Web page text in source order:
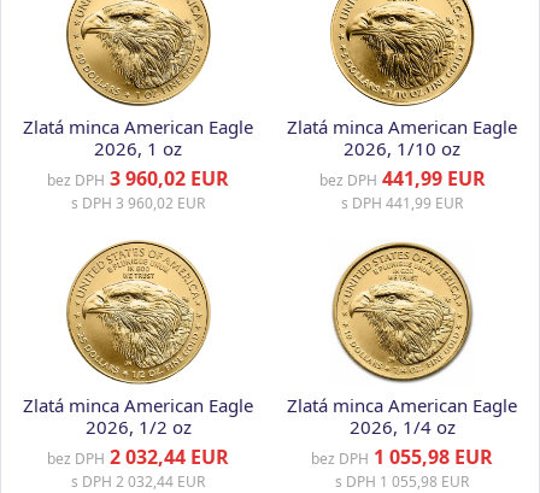
Zlatá minca American Eagle
2026, 1 oz
bez DPH 3 960,02 EUR
s DPH 3 960,02 EUR
Zlatá minca American Eagle
2026, 1/10 oz
bez DPH 441,99 EUR
s DPH 441,99 EUR
Zlatá minca American Eagle
2026, 1/2 oz
bez DPH 2 032,44 EUR
s DPH 2 032,44 EUR
Zlatá minca American Eagle
2026, 1/4 oz
bez DPH 1 055,98 EUR
s DPH 1 055,98 EUR